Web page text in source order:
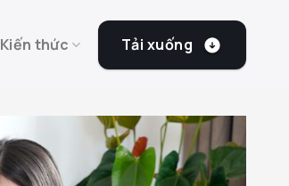
Kiến thức Tải xuống